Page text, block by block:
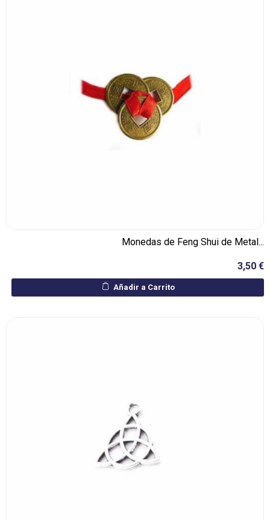
Monedas de Feng Shui de Metal...
3,50 €
Añadir a Carrito